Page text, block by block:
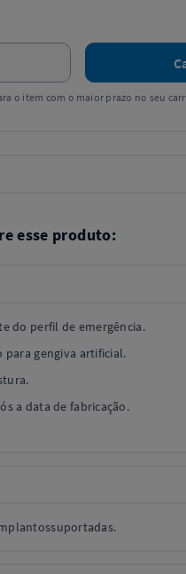
o item com o maior prazo no seu
esse produto:
do perfil de emergência.
para gengiva artificial.
a data de fabricação.